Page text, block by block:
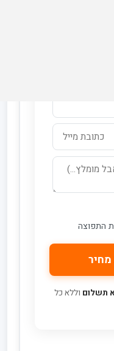
התפוצה
תשלום וללא כל